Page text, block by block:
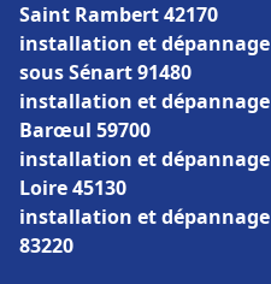
Saint Rambert 42170
installation et
sous Sénart 91480
installation et
Barœul 59700
installation et
Loire 45130
installation et
83220